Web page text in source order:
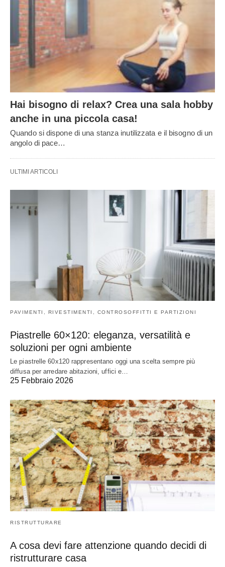
Hai bisogno di relax? Crea una sala hobby
anche in una piccola casa!
Quando si dispone di una stanza inutilizzata e il bisogno di un
angolo di pace…
ULTIMI ARTICOLI
PAVIMENTI, RIVESTIMENTI, CONTROSOFFITTI E PARTIZIONI
Piastrelle 60×120: eleganza, versatilità e
soluzioni per ogni ambiente
Le piastrelle 60x120 rappresentano oggi una scelta sempre più
diffusa per arredare abitazioni, uffici e…
25 Febbraio 2026
RISTRUTTURARE
A cosa devi fare attenzione quando decidi di
ristrutturare casa